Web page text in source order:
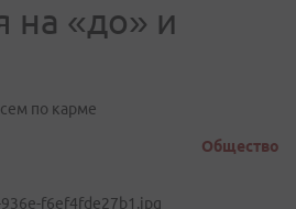
на «до» и
по карме
Общество